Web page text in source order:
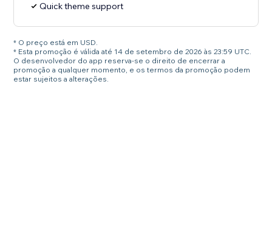
Quick theme support
* O preço está em USD.
* Esta promoção é válida até 14 de setembro de 2026 às 23:59 UTC.
O desenvolvedor do app reserva-se o direito de encerrar a
promoção a qualquer momento, e os termos da promoção podem
estar sujeitos a alterações.